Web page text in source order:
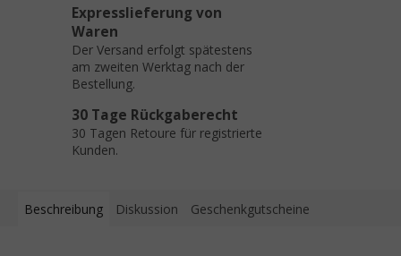
Expresslieferung von
Waren
Der Versand erfolgt spätestens
am zweiten Werktag nach der
Bestellung.
30 Tage Rückgaberecht
30 Tagen Retoure für registrierte
Kunden.
Beschreibung Diskussion Geschenkgutscheine